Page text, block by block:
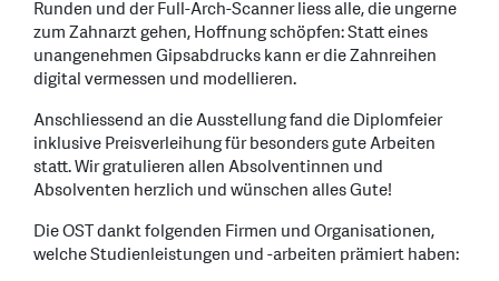
Runden und der Full-Arch-Scanner liess alle, die ungerne
zum Zahnarzt gehen, Hoffnung schöpfen: Statt eines
unangenehmen Gipsabdrucks kann er die Zahnreihen
digital vermessen und modellieren.
Anschliessend an die Ausstellung fand die Diplomfeier
inklusive Preisverleihung für besonders gute Arbeiten
statt. Wir gratulieren allen Absolventinnen und
Absolventen herzlich und wünschen alles Gute!
Die OST dankt folgenden Firmen und Organisationen,
welche Studienleistungen und -arbeiten prämiert haben: